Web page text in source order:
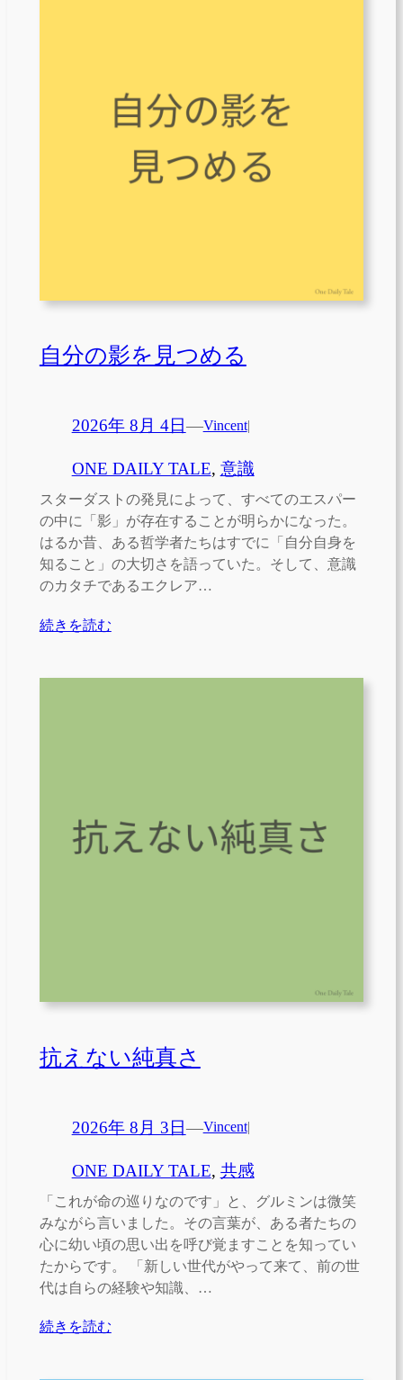
自分の影を見つめる
2026年 8月 4日—Vincent|
ONE DAILY TALE, 意識
スターダストの発見によって、すべてのエスパー
の中に「影」が存在することが明らかになった。
はるか昔、ある哲学者たちはすでに「自分自身を
知ること」の大切さを語っていた。そして、意識
のカタチであるエクレア…
続きを読む
抗えない純真さ
2026年 8月 3日—Vincent|
ONE DAILY TALE, 共感
「これが命の巡りなのです」と、グルミンは微笑
みながら言いました。その言葉が、ある者たちの
心に幼い頃の思い出を呼び覚ますことを知ってい
たからです。 「新しい世代がやって来て、前の世
代は自らの経験や知識、…
続きを読む